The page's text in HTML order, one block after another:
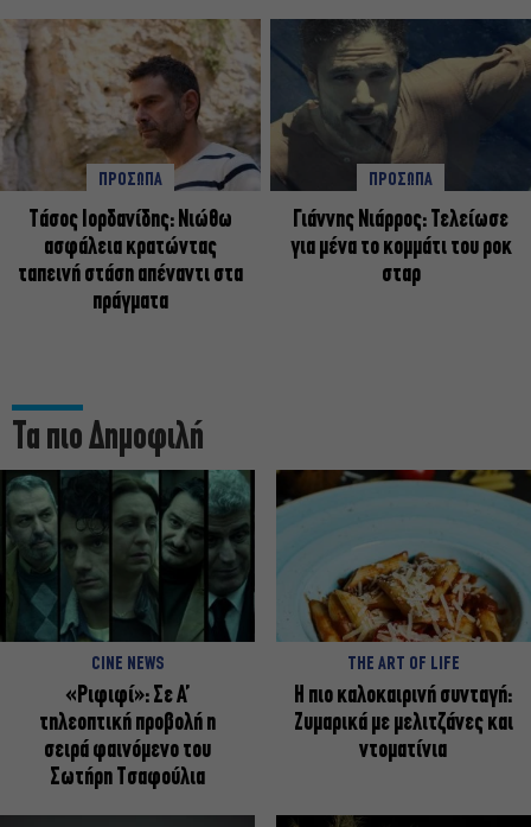
ΠΡΟΣΩΠΑ
Tάσος Ιορδανίδης: Νιώθω
ασφάλεια κρατώντας
ταπεινή στάση απέναντι στα
πράγματα
ΠΡΟΣΩΠΑ
Γιάννης Νιάρρος: Τελείωσε
για μένα το κομμάτι του ροκ
σταρ
Τα πιο Δημοφιλή
CINE NEWS
«Ριφιφί»: Σε Α’
τηλεοπτική προβολή η
σειρά φαινόμενο του
Σωτήρη Τσαφούλια
THE ART OF LIFE
Η πιο καλοκαιρινή συνταγή:
Ζυμαρικά με μελιτζάνες και
ντοματίνια